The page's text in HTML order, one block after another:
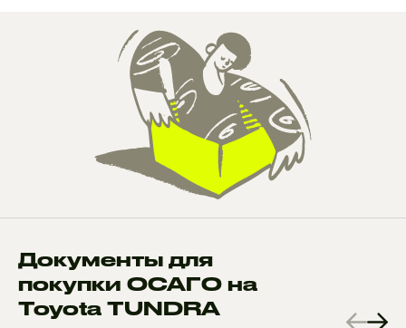
Документы для
покупки ОСАГО на
Toyota TUNDRA